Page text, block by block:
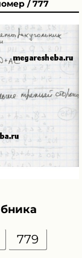
/ 777
779